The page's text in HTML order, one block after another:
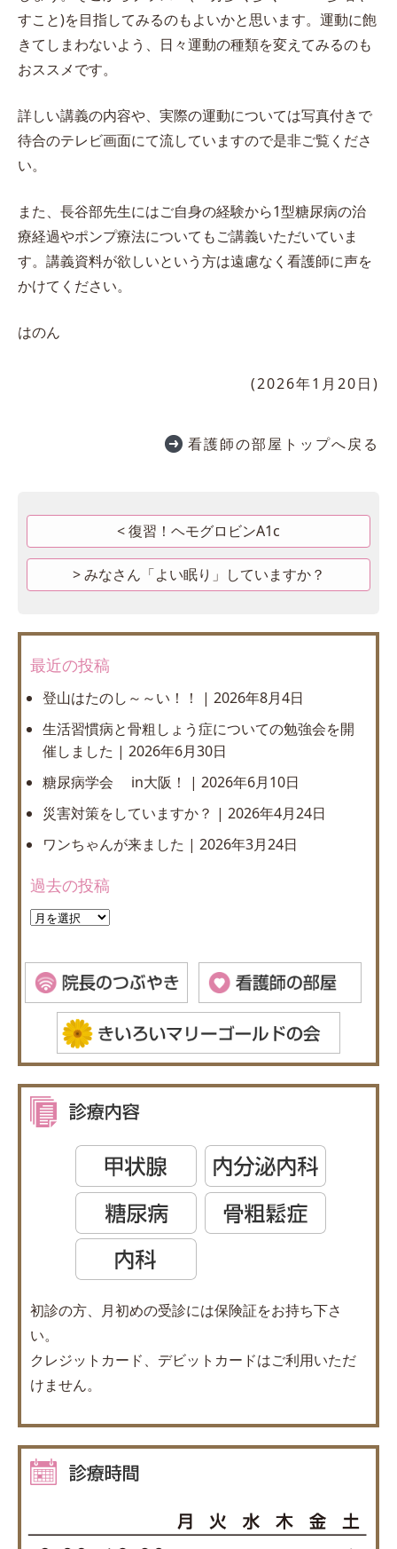
すこと)を目指してみるのもよいかと思います。運動に飽
きてしまわないよう、日々運動の種類を変えてみるのも
おススメです。
詳しい講義の内容や、実際の運動については写真付きで
待合のテレビ画面にて流していますので是非ご覧くださ
い。
また、長谷部先生にはご自身の経験から1型糖尿病の治
療経過やポンプ療法についてもご講義いただいていま
す。講義資料が欲しいという方は遠慮なく看護師に声を
かけてください。
はのん
(2026年1月20日)
看護師の部屋トップへ戻る
復習！ヘモグロビンA1c
みなさん「よい眠り」していますか？
最近の投稿
登山はたのし～～い！！
2026年8月4日
生活習慣病と骨粗しょう症についての勉強会を開
催しました
2026年6月30日
糖尿病学会 in大阪！
2026年6月10日
災害対策をしていますか？
2026年4月24日
ワンちゃんが来ました
2026年3月24日
過去の投稿
初診の方、月初めの受診には保険証をお持ち下さ
い。
クレジットカード、デビットカードはご利用いただ
けません。